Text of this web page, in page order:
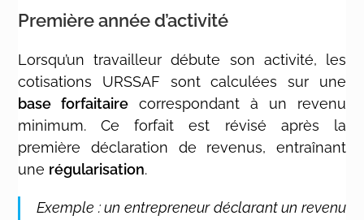
Première année d’activité
Lorsqu’un travailleur débute son activité, les
cotisations URSSAF sont calculées sur une
base forfaitaire correspondant à un revenu
minimum. Ce forfait est révisé après la
première déclaration de revenus, entraînant
une régularisation.
Exemple : un entrepreneur déclarant un revenu